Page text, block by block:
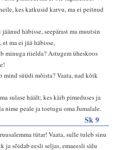
kes katkusid karvu, ma ei peitnud
häbisse, seepärast ma muutsin
ma ei jää häbisse,
minuga riielda? Astugem üheskoos
mind süüdi mõista? Vaata, nad kõik
sulase häält; kes käib pimeduses ja
nime peale ja toetugu oma Jumalale.
Sk 9
tütar! Vaata, sulle tuleb sinu
ja sõidab eesli seljas, emaeesli sälu